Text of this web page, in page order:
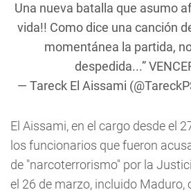
Una nueva batalla que asumo
vida!! Como dice una canción
momentánea la partida,
despedida...”
— Tareck El Aissami
El Aissami, en el cargo desde el
los funcionarios que fueron
de "narcoterrorismo" por la
el 26 de marzo, incluido Maduro,